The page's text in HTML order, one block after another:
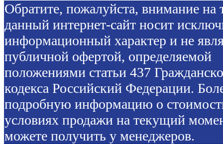
Обратите, пожалуйста, внимание на
данный интернет-сайт носит
информационный характер и не
публичной офертой, определяемой
положениями статьи 437
кодекса Российский Федерации.
подробную информацию о
условиях продажи на текущий
можете получить у менеджеров.